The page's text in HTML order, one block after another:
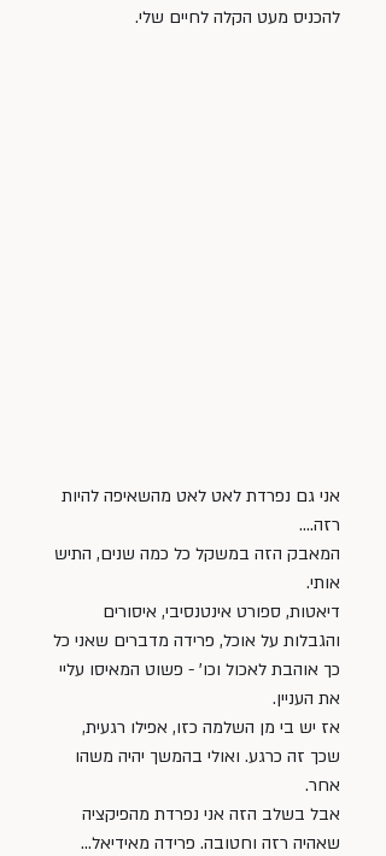
להכניס מעט הקלה לחיים שלי.
אני גם נפרדת לאט לאט מהשאיפה להיות
רזה....
המאבק הזה במשקל כל כמה שנים, התיש
אותי.
דיאטות, ספורט אינטנסיבי, איסורים
והגבלות על אוכל, פרידה מדברים שאני כל
כך אוהבת לאכול וכו' - פשוט המאיסו עליי
את העניין.
אז יש בי מן השלמה כזו, אפילו רגעית,
שכך זה כרגע. ואולי בהמשך יהיה משהו
אחר.
אבל בשלב הזה אני נפרדת מהפיקציה
שאהיה רזה וחטובה. פרידה מאידיאל...